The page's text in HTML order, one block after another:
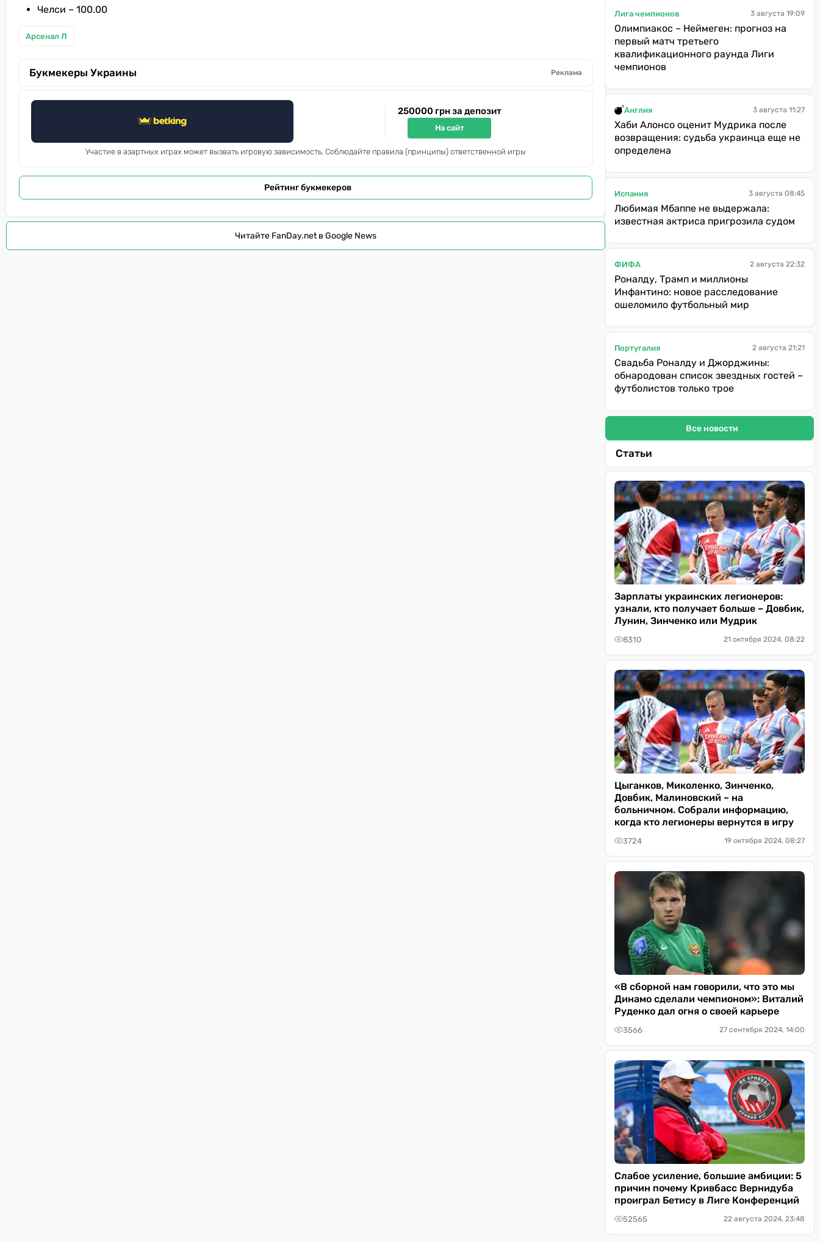
Челси – 100.00
Арсенал Л
Букмекеры Украины Реклама
250000 грн за депозит
На сайт
Участие в азартных играх может вызвать игровую зависимость. Соблюдайте правила (принципы) ответственной игры
Рейтинг букмекеров
Читайте FanDay.net в Google News
Лига чемпионов 3 августа 19:09
Олимпиакос – Неймеген: прогноз на
первый матч третьего
квалификационного раунда Лиги
чемпионов
Англия 3 августа 11:27
Хаби Алонсо оценит Мудрика после
возвращения: судьба украинца еще не
определена
Испания 3 августа 08:45
Любимая Мбаппе не выдержала:
известная актриса пригрозила судом
ФИФА 2 августа 22:32
Роналду, Трамп и миллионы
Инфантино: новое расследование
ошеломило футбольный мир
Португалия 2 августа 21:21
Свадьба Роналду и Джорджины:
обнародован список звездных гостей –
футболистов только трое
Все новости
Статьи
Зарплаты украинских легионеров:
узнали, кто получает больше – Довбик,
Лунин, Зинченко или Мудрик
8310 21 октября 2024, 08:22
Цыганков, Миколенко, Зинченко,
Довбик, Малиновский – на
больничном. Собрали информацию,
когда кто легионеры вернутся в игру
3724 19 октября 2024, 08:27
«В сборной нам говорили, что это мы
Динамо сделали чемпионом»: Виталий
Руденко дал огня о своей карьере
3566 27 сентября 2024, 14:00
Слабое усиление, большие амбиции: 5
причин почему Кривбасс Вернидуба
проиграл Бетису в Лиге Конференций
52565 22 августа 2024, 23:48